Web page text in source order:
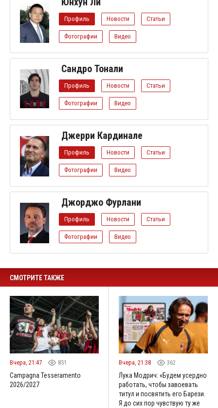
Профиль Новости Статьи
Фотографии Видео
Сандро Тонали
Профиль Новости Статьи
Фотографии Видео
Джерри Кардинале
Профиль Новости Статьи
Фотографии Видео
Джорджо Фурлани
Профиль Новости Статьи
Фотографии Видео
СМОТРИТЕ ТАКЖЕ
Вчера, 21:47 851
Campagna Tesseramento
2026/2027
Вчера, 21:38 362
Лука Модрич: «Будем усердно
работать, чтобы завоевать
титул и посвятить его Барези.
Я до сих пор чувствую ту же